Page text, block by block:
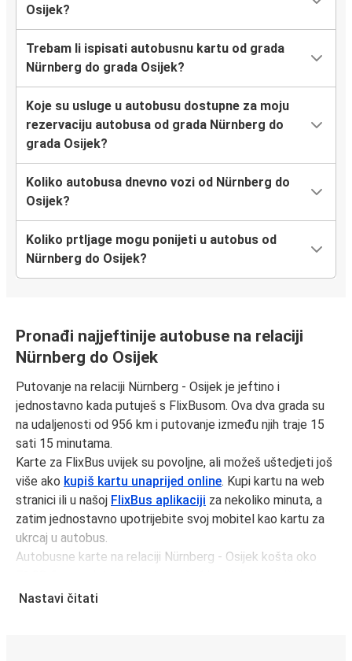
Osijek?
Trebam li ispisati autobusnu kartu od grada
Nürnberg do grada Osijek?
Koje su usluge u autobusu dostupne za moju
rezervaciju autobusa od grada Nürnberg do
grada Osijek?
Koliko autobusa dnevno vozi od Nürnberg do
Osijek?
Koliko prtljage mogu ponijeti u autobus od
Nürnberg do Osijek?
Pronađi najjeftinije autobuse na relaciji
Nürnberg do Osijek
Putovanje na relaciji Nürnberg - Osijek je jeftino i
jednostavno kada putuješ s FlixBusom. Ova dva grada su
na udaljenosti od 956 km i putovanje između njih traje 15
sati 15 minutama.
Karte za FlixBus uvijek su povoljne, ali možeš uštedjeti još
više ako kupiš kartu unaprijed online. Kupi kartu na web
stranici ili u našoj FlixBus aplikaciji za nekoliko minuta, a
zatim jednostavno upotrijebite svoj mobitel kao kartu za
ukrcaj u autobus.
Autobusne karte na relaciji Nürnberg - Osijek košta oko
od 61,98 € ako rezerviraš unaprijed i/ili izvan prometnog
Nastavi čitati